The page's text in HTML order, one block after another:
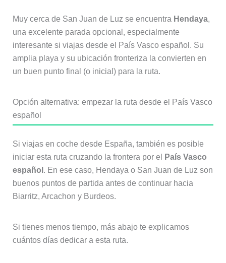
Muy cerca de San Juan de Luz se encuentra Hendaya,
una excelente parada opcional, especialmente
interesante si viajas desde el País Vasco español. Su
amplia playa y su ubicación fronteriza la convierten en
un buen punto final (o inicial) para la ruta.
Opción alternativa: empezar la ruta desde el País Vasco
español
Si viajas en coche desde España, también es posible
iniciar esta ruta cruzando la frontera por el
País Vasco
español . En ese caso, Hendaya o San Juan de Luz son
buenos puntos de partida antes de continuar hacia
Biarritz, Arcachon y Burdeos.
Si tienes menos tiempo, más abajo te explicamos
cuántos días dedicar a esta ruta.